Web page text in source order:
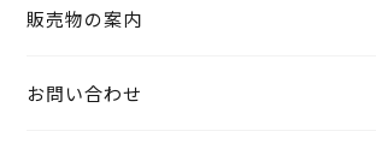
販売物の案内
お問い合わせ